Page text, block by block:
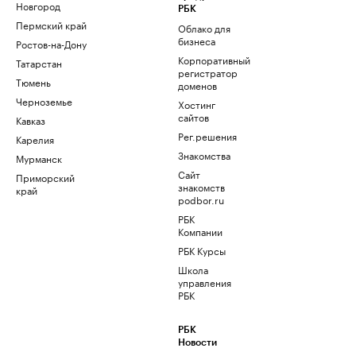
Новгород
Пермский край
Ростов-на-Дону
Татарстан
Тюмень
Черноземье
Кавказ
Карелия
Мурманск
Приморский
край
РБК
Облако для
бизнеса
Корпоративный
регистратор
доменов
Хостинг
сайтов
Рег.решения
Знакомства
Сайт
знакомств
podbor.ru
РБК
Компании
РБК Курсы
Школа
управления
РБК
РБК
Новости